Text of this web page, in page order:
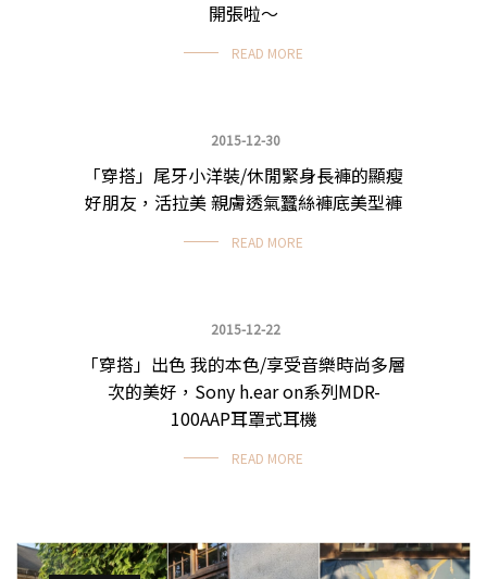
開張啦～
READ MORE
主題穿搭
2015-12-30
「穿搭」尾牙小洋裝/休閒緊身長褲的顯瘦
好朋友，活拉美 親膚透氣蠶絲褲底美型褲
READ MORE
主題穿搭
2015-12-22
「穿搭」出色 我的本色/享受音樂時尚多層
次的美好，Sony h.ear on系列MDR-
100AAP耳罩式耳機
READ MORE